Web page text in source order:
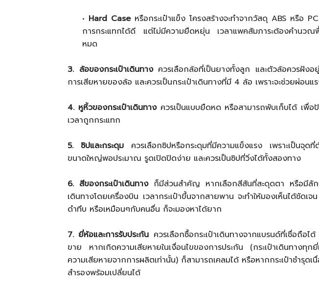
• Hard Caseหรือกระเป๋าแข็ง โครงสร้างจะทำจากวัสดุ ABS หรือ
การกระแทกได้ดี แต่ไม่มีความยืดหยุ่น เวลาแพคสัมภาระต้องคำนวณ
หมด
3. ล้อของกระเป๋าเดินทางควรเลือกล้อที่เป็นยางทั้งลูก และตัวล้อควรฝังอ
การเสียหายของล้อ และควรเป็นกระเป๋าเดินทางที่มี 4 ล้อ เพราะจะช่วยผ่อน
4. หูหิ้วของกระเป๋าเดินทางควรเป็นแบบยืดหด หรือสามารถพับเก็บได้ เพื่อ
เวลาถูกกระแทก
5. ซิปและกระดุม ควรเลือกซิปหรือกระดุมที่มีความแข็งแรง เพราะเป็นจุ
ขนาดใหญ่พอประมาณ รูดเปิดปิดง่าย และควรเป็นซิปที่วิ่งได้ทั้งสองทาง
6. สีของกระเป๋าเดินทางก็มีส่วนสำคัญ หากเลือกสีสันที่สะดุดตา หรือมีลั
เดินทางโดยเครื่องบิน เวลากระเป๋าขึ้นจากสายพาน จะทำให้มองเห็นได้ชัดเจ
ดำทึบ หรือเหมือนๆกับคนอื่น ก็จะมองหาได้ยาก
7. ยี่ห้อและการรับประกัน ควรเลือกซื้อกระเป๋าเดินทางจากแบรนด์ที่เชื่อถือไ
ขาย หากเกิดความเสียหายในเงื่อนไขของการประกัน (กระเป๋าเดินทางทุก
ความเสียหายจากการผลิตเท่านั้น) ก็สามารถเคลมได้ หรือหากกระเป๋าชำรุดเ
สำรองพร้อมเปลี่ยนได้